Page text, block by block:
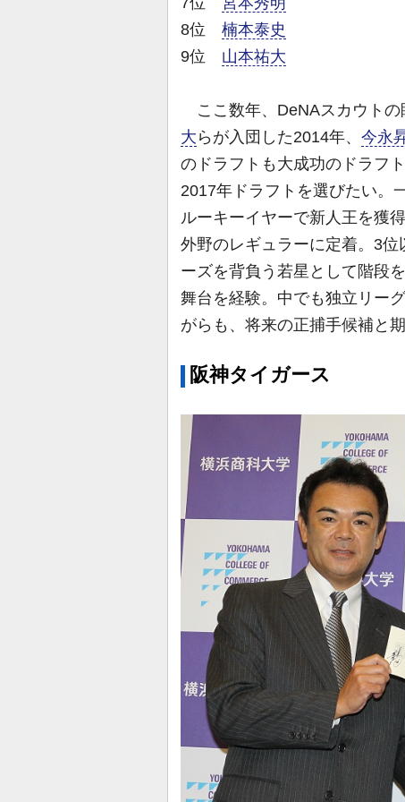
8位 楠本泰史
9位 山本祐大
ここ数年、DeNAスカウトの
大 らが入団した2014年、 今永
のドラフトも大成功のドラフ
2017年ドラフトを選びたい。
ルーキーイヤーで新人王を獲
外野のレギュラーに定着。3
ーズを背負う若星として階段
舞台を経験。中でも独立リー
がらも、将来の正捕手候補と
阪神タイガース